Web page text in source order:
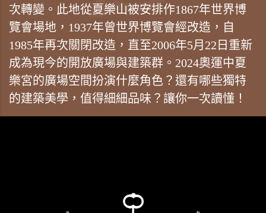
次轉變。此地從夏樂山被安排作1867年世界博
覽會場地，1937年曾世界博覽會經改造，自
1985年再次關閉改造，直至2006年5月22日重新
成為現今的開放廣場與建築群。2024奧運中夏
樂宮的廣場空間扮演什麼角色？還有哪些獨特
的建築美學，值得細細品味？讓你一次讀懂！